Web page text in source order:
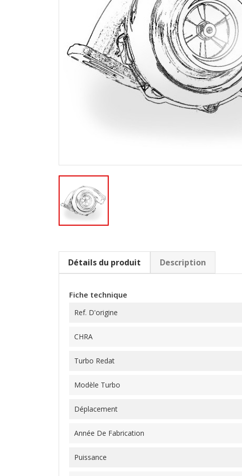
Détails du produit Description
Fiche technique
Ref. D'origine
CHRA
Turbo Redat
Modèle Turbo
Déplacement
Année De Fabrication
Puissance